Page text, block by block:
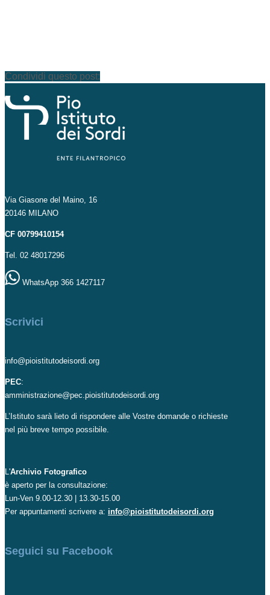
Condividi questo post:
Via Giasone del Maino, 16
20146 MILANO
CF 00799410154
Tel. 02 48017296
WhatsApp 366 1427117
Scrivici
info@pioistitutodeisordi.org
PEC:
amministrazione@pec.pioistitutodeisordi.org
L’Istituto sarà lieto di rispondere alle Vostre domande o richieste
nel più breve tempo possibile.
L'Archivio Fotografico
è aperto per la consultazione:
Lun-Ven 9.00-12.30 | 13.30-15.00
Per appuntamenti scrivere a: info@pioistitutodeisordi.org
Seguici su Facebook